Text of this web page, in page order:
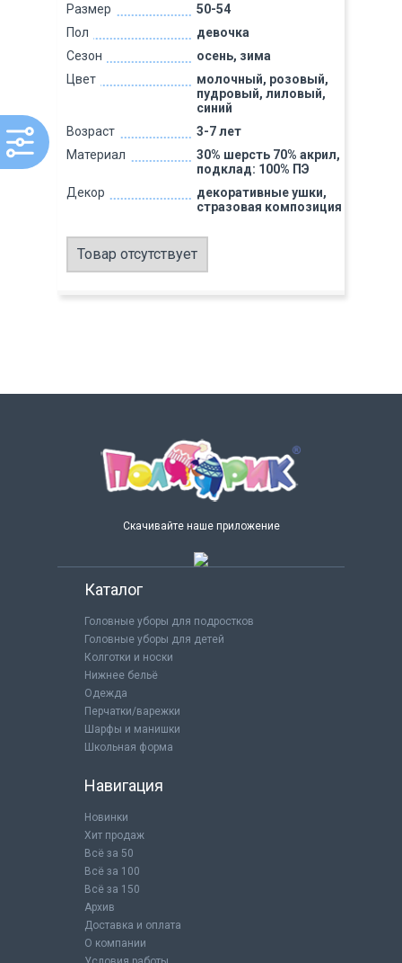
Размер
50-54
Пол
девочка
Сезон
осень, зима
Цвет
молочный, розовый,
пудровый, лиловый,
синий
Возраст
3-7 лет
Материал
30% шерсть 70% акрил,
подклад: 100% ПЭ
Декор
декоративные ушки,
стразовая композиция
Товар отсутствует
Скачивайте наше приложение
Каталог
Головные уборы для подростков
Головные уборы для детей
Колготки и носки
Нижнее бельё
Одежда
Перчатки/варежки
Шарфы и манишки
Школьная форма
Навигация
Новинки
Хит продаж
Всё за 50
Всё за 100
Всё за 150
Архив
Доставка и оплата
О компании